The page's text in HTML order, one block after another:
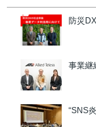
防災
事業継
“SNS